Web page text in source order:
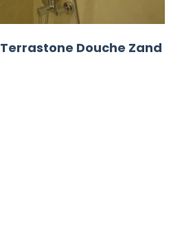
Terrastone Douche Zand